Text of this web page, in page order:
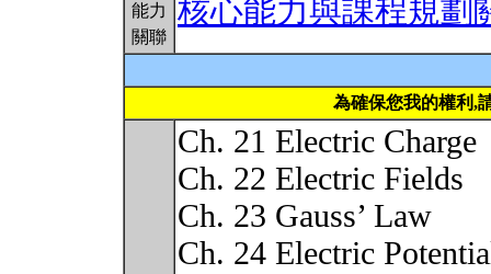
能力
關聯
核心能力與課程規劃
為確保您我的權利,
Ch. 21 Electric Charge
Ch. 22 Electric Fields
Ch. 23 Gauss’ Law
Ch. 24 Electric